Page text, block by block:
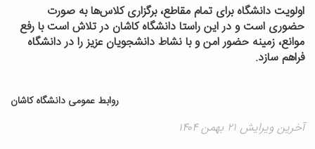
اولویت دانشگاه برای تمام مقاطع، برگزاری کلاس‌ها به صورت
حضوری است و در این راستا دانشگاه کاشان در تلاش است با رفع
موانع، زمینه حضور امن و با نشاط دانشجویان عزیز را در دانشگاه
فراهم سازد.
روابط عمومی دانشگاه کاشان
آخرین ویرایش ۲۱ بهمن ۱۴۰۴